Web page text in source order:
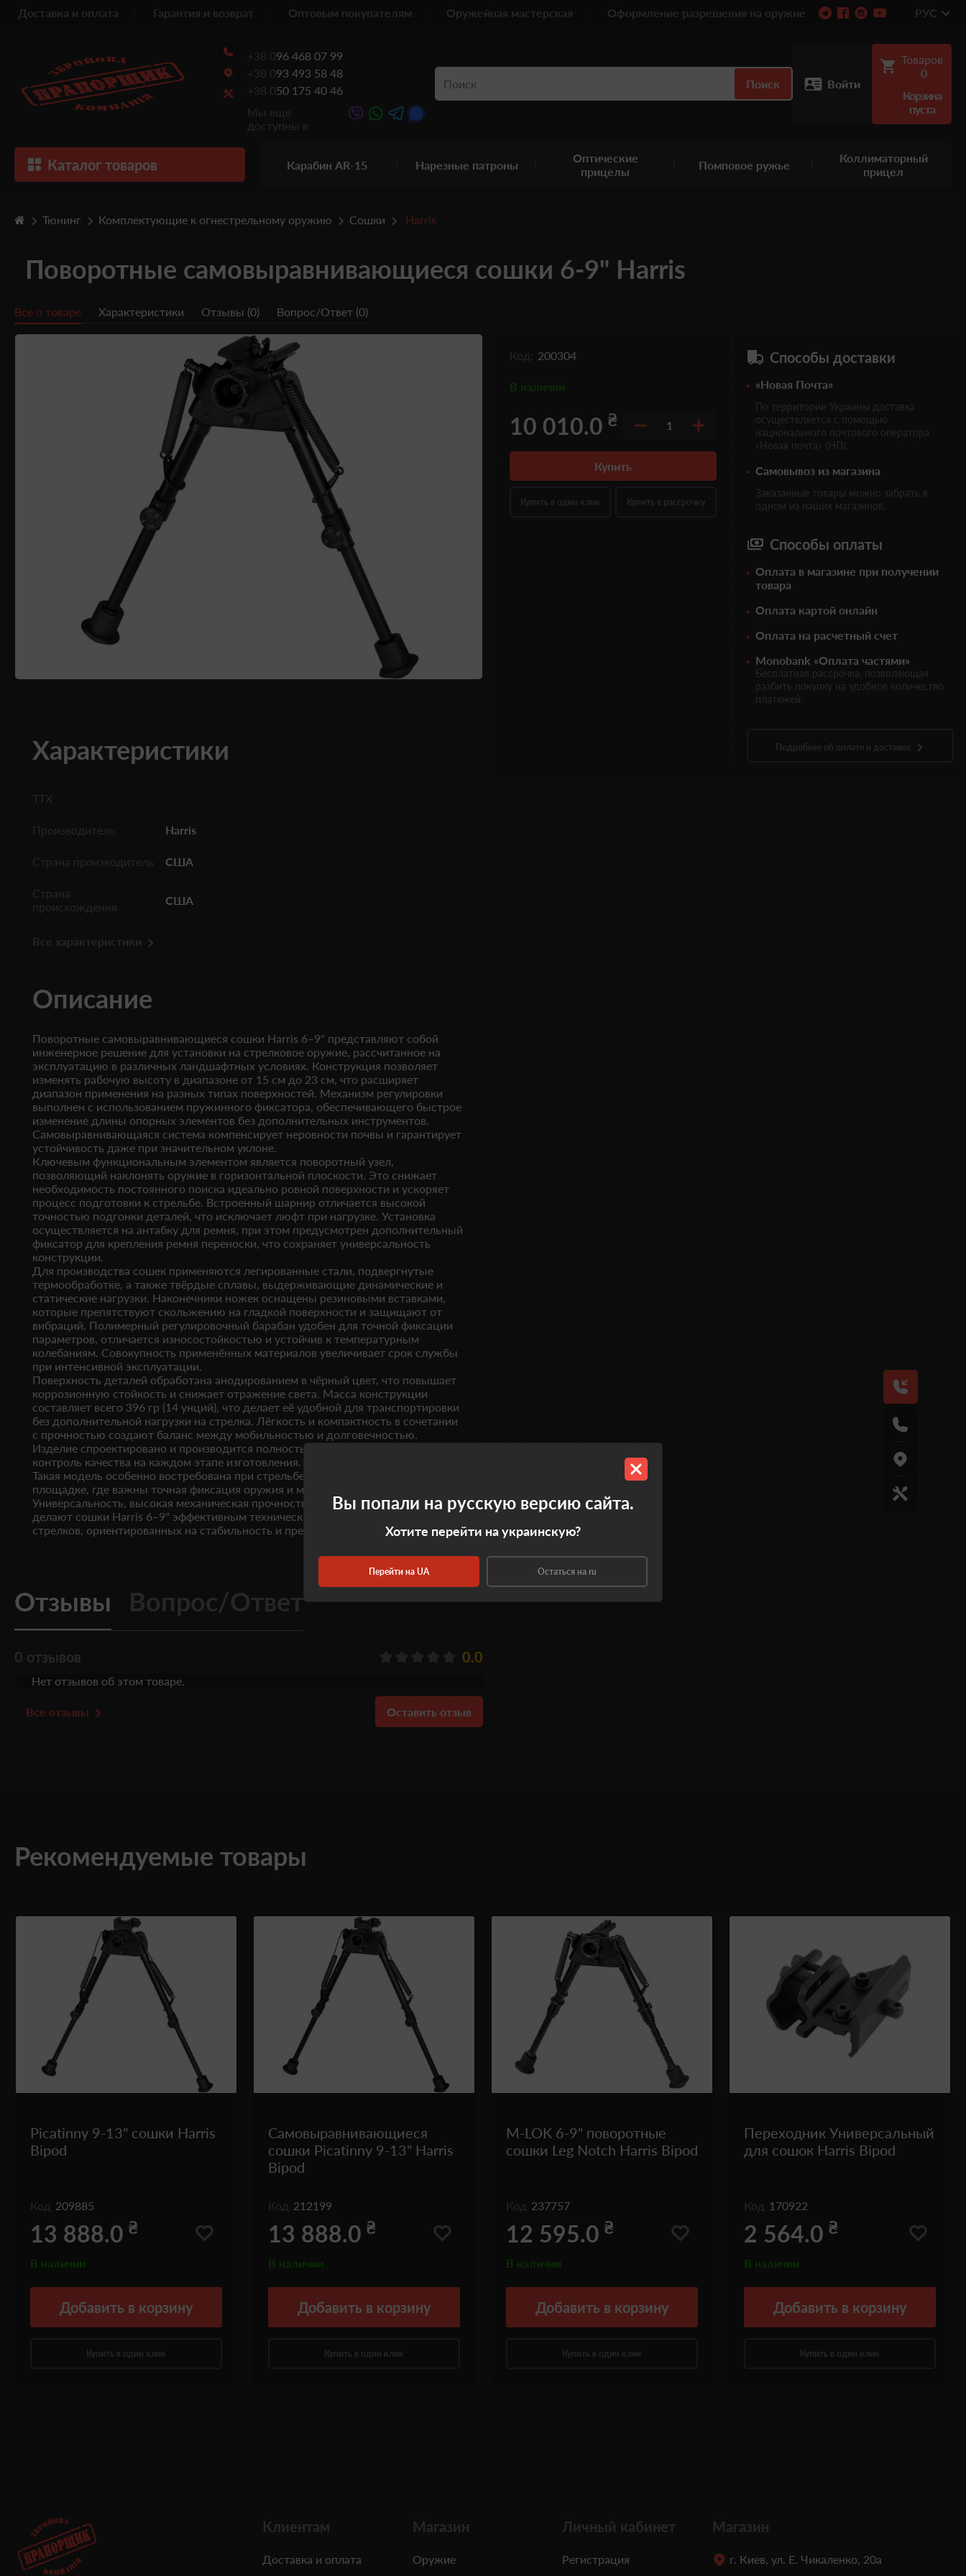
Доставка и оплата Гарантия и возврат Оптовым покупателям Оружейная мастерская Оформление разрешения на оружие РУС
+38 096 468 07 99
+38 093 493 58 48
+38 050 175 40 46
Мы еще
доступны в
Поиск Войти
Товаров
0
Корзина
пуста
Каталог товаров Карабин AR-15 Нарезные патроны
Оптические
прицелы
Помповое ружье
Коллиматорный
прицел
Тюнинг Комплектующие к огнестрельному оружию Сошки Harris
Поворотные самовыравнивающиеся сошки 6-9" Harris
Все о товаре Характеристики Отзывы (0) Вопрос/Ответ (0)
Характеристики
ТТХ
Производитель Harris
Страна производитель США
Страна
происхождения
США
Все характеристики
Описание
Поворотные самовыравнивающиеся сошки Harris 6–9" представляют собой
инженерное решение для установки на стрелковое оружие, рассчитанное на
эксплуатацию в различных ландшафтных условиях. Конструкция позволяет
изменять рабочую высоту в диапазоне от 15 см до 23 см, что расширяет
диапазон применения на разных типах поверхностей. Механизм регулировки
выполнен с использованием пружинного фиксатора, обеспечивающего быстрое
изменение длины опорных элементов без дополнительных инструментов.
Самовыравнивающаяся система компенсирует неровности почвы и гарантирует
устойчивость даже при значительном уклоне.
Ключевым функциональным элементом является поворотный узел,
позволяющий наклонять оружие в горизонтальной плоскости. Это снижает
необходимость постоянного поиска идеально ровной поверхности и ускоряет
процесс подготовки к стрельбе. Встроенный шарнир отличается высокой
точностью подгонки деталей, что исключает люфт при нагрузке. Установка
осуществляется на антабку для ремня, при этом предусмотрен дополнительный
фиксатор для крепления ремня переноски, что сохраняет универсальность
конструкции.
Для производства сошек применяются легированные стали, подвергнутые
термообработке, а также твёрдые сплавы, выдерживающие динамические и
статические нагрузки. Наконечники ножек оснащены резиновыми вставками,
которые препятствуют скольжению на гладкой поверхности и защищают от
вибраций. Полимерный регулировочный барабан удобен для точной фиксации
параметров, отличается износостойкостью и устойчив к температурным
колебаниям. Совокупность применённых материалов увеличивает срок службы
при интенсивной эксплуатации.
Поверхность деталей обработана анодированием в чёрный цвет, что повышает
коррозионную стойкость и снижает отражение света. Масса конструкции
составляет всего 396 гр (14 унций), что делает её удобной для транспортировки
без дополнительной нагрузки на стрелка. Лёгкость и компактность в сочетании
с прочностью создают баланс между мобильностью и долговечностью.
Изделие спроектировано и производится полностью в США, что подчёркивает
контроль качества на каждом этапе изготовления.
Такая модель особенно востребована при стрельбе с упора на столе или ровной
площадке, где важны точная фиксация оружия и минимальные колебания.
Универсальность, высокая механическая прочность и адаптация к рельефу
делают сошки Harris 6–9" эффективным техническим инструментом для
стрелков, ориентированных на стабильность и предсказуемость результата.
Отзывы Вопрос/Ответ
0 отзывов 0.0
Нет отзывов об этом товаре.
Все отзывы Оставить отзыв
Код: 200304
В наличии
10 010.0 ₴ 1
Купить
Купить в один клик Купить в рассрочку
Способы доставки
«Новая Почта»
По территории Украины доставка
осуществляется с помощью
национального почтового оператора
«Новая почта» (НП).
Самовывоз из магазина
Заказанные товары можно забрать в
одном из наших магазинов.
Способы оплаты
Оплата в магазине при получении
товара
Оплата картой онлайн
Оплата на расчетный счет
Monobank «Оплата частями»
Бесплатная рассрочка, позволяющая
разбить покупку на удобное количество
платежей.
Подробнее об оплате и доставке
Рекомендуемые товары
Picatinny 9-13" сошки Harris
Bipod
Код 209885
13 888.0 ₴
В наличии
Добавить в корзину
Купить в один клик
Самовыравнивающиеся
сошки Picatinny 9-13" Harris
Bipod
Код 212199
13 888.0 ₴
В наличии
Добавить в корзину
Купить в один клик
M-LOK 6-9" поворотные
сошки Leg Notch Harris Bipod
Код 237757
12 595.0 ₴
В наличии
Добавить в корзину
Купить в один клик
Переходник Универсальный
для сошок Harris Bipod
Код 170922
2 564.0 ₴
В наличии
Добавить в корзину
Купить в один клик
Клиентам
Доставка и оплата
Магазин
Оружие
Личный кабинет
Регистрация
Магазин
г. Киев, ул. Е. Чикаленко, 20а
Вы попали на русскую версию сайта.
Хотите перейти на украинскую?
Перейти на UA Остаться на ru